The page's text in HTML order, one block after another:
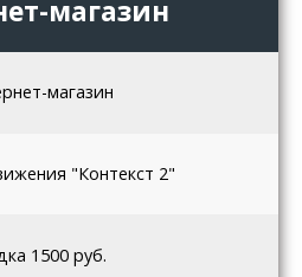
магазин
магазин
"Контекст 2"
1500 руб.